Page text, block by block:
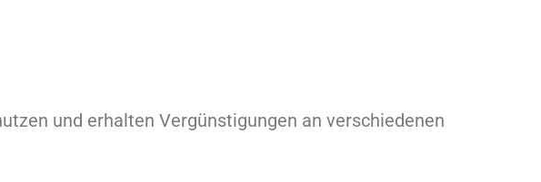
und erhalten Vergünstigungen an verschiedenen